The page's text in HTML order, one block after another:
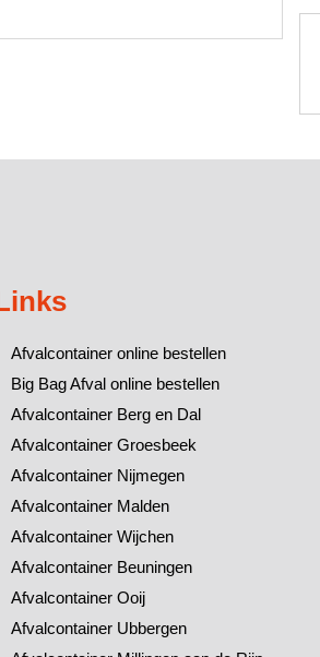
Afvalcontainer online bestellen
Big Bag Afval online bestellen
Afvalcontainer Berg en Dal
Afvalcontainer Groesbeek
Afvalcontainer Nijmegen
Afvalcontainer Malden
Afvalcontainer Wijchen
Afvalcontainer Beuningen
Afvalcontainer Ooij
Afvalcontainer Ubbergen